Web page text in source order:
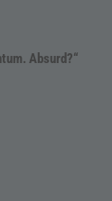
Absurd?“